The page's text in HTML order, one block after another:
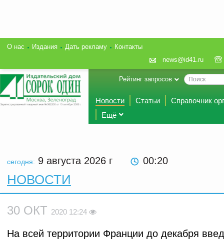
О нас Издания Дать рекламу
Контакты
news@id41.ru
Рейтинг запросов
Новости Статьи
Справочник
Ещё
сегодня: 9 августа 2026 г 00:20
НОВОСТИ
30 ОКТ 2020 12:24
На всей территории Франции до декабря